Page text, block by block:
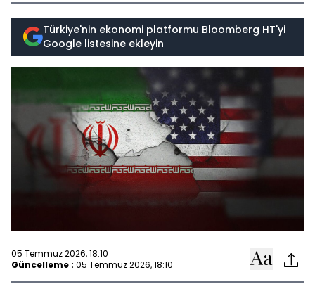
Türkiye'nin ekonomi platformu Bloomberg HT'yi
Google listesine ekleyin
05 Temmuz 2026, 18:10
Güncelleme : 05 Temmuz 2026, 18:10